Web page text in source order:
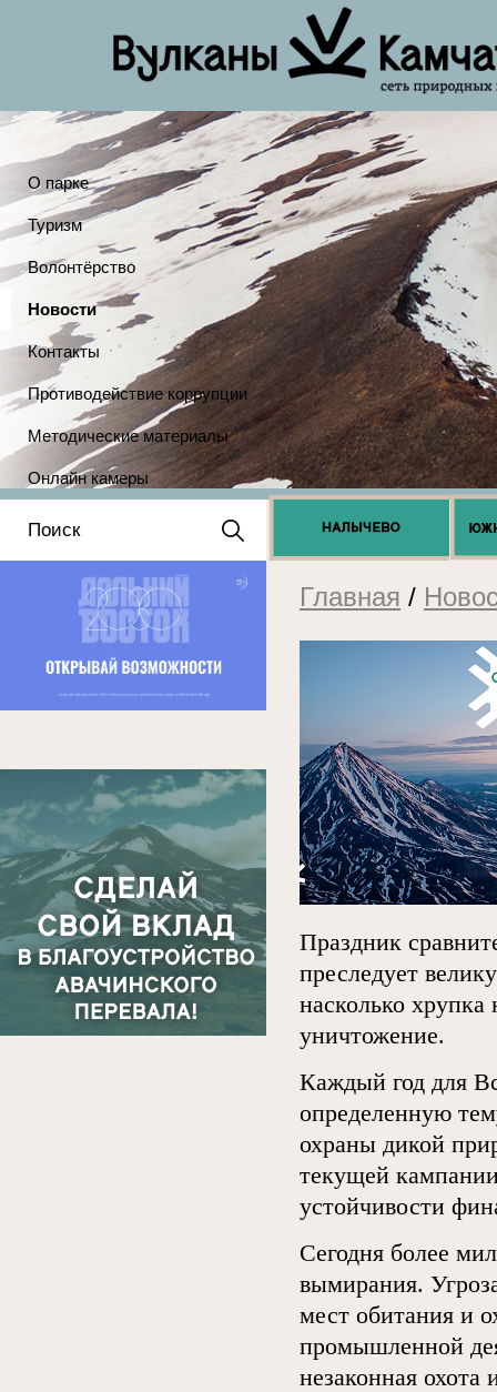
О парке
Туризм
Волонтёрство
Новости
Контакты
Противодействие коррупции
Методические материалы
Онлайн камеры
Положение о выдаче
разрешений 2025
Главная /
Праздник
преследует
насколько
уничтожение.
Каждый год для
определенную
охраны дикой
текущей
устойчивости
Сегодня более
вымирания.
мест обитания и
промышленной
незаконная